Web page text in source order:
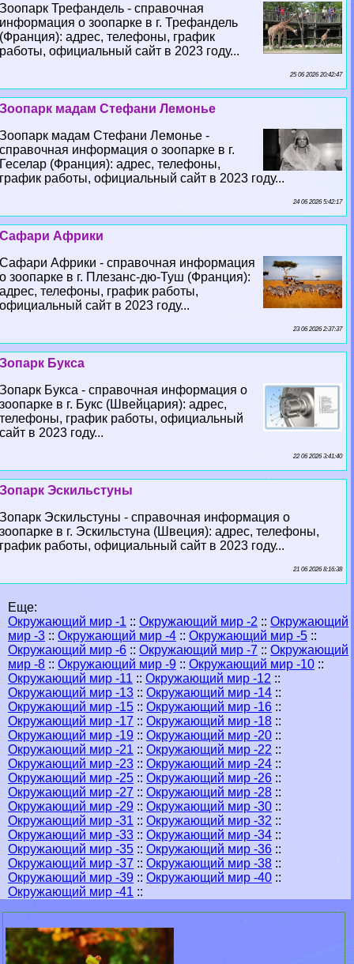
Зоопарк Трефандель - справочная
информация о зоопарке в г. Трефандель
(Франция): адрес, телефоны, график
работы, официальный сайт в 2023 году...
25 06 2026 20:42:47
Зоопарк мадам Стефани Лемонье
Зоопарк мадам Стефани Лемонье -
справочная информация о зоопарке в г.
Геселар (Франция): адрес, телефоны,
график работы, официальный сайт в 2023 году...
24 06 2026 5:42:17
Сафари Африки
Сафари Африки - справочная информация
о зоопарке в г. Плезанс-дю-Туш (Франция):
адрес, телефоны, график работы,
официальный сайт в 2023 году...
23 06 2026 2:37:37
Зопарк Букса
Зопарк Букса - справочная информация о
зоопарке в г. Букс (Швейцария): адрес,
телефоны, график работы, официальный
сайт в 2023 году...
22 06 2026 3:41:40
Зопарк Эскильстуны
Зопарк Эскильстуны - справочная информация о
зоопарке в г. Эскильстуна (Швеция): адрес, телефоны,
график работы, официальный сайт в 2023 году...
21 06 2026 8:16:38
Еще:
Окружающий мир -1 :: Окружающий мир -2 :: Окружающий
мир -3 :: Окружающий мир -4 :: Окружающий мир -5 ::
Окружающий мир -6 :: Окружающий мир -7 :: Окружающий
мир -8 :: Окружающий мир -9 :: Окружающий мир -10 ::
Окружающий мир -11 :: Окружающий мир -12 ::
Окружающий мир -13 :: Окружающий мир -14 ::
Окружающий мир -15 :: Окружающий мир -16 ::
Окружающий мир -17 :: Окружающий мир -18 ::
Окружающий мир -19 :: Окружающий мир -20 ::
Окружающий мир -21 :: Окружающий мир -22 ::
Окружающий мир -23 :: Окружающий мир -24 ::
Окружающий мир -25 :: Окружающий мир -26 ::
Окружающий мир -27 :: Окружающий мир -28 ::
Окружающий мир -29 :: Окружающий мир -30 ::
Окружающий мир -31 :: Окружающий мир -32 ::
Окружающий мир -33 :: Окружающий мир -34 ::
Окружающий мир -35 :: Окружающий мир -36 ::
Окружающий мир -37 :: Окружающий мир -38 ::
Окружающий мир -39 :: Окружающий мир -40 ::
Окружающий мир -41 ::